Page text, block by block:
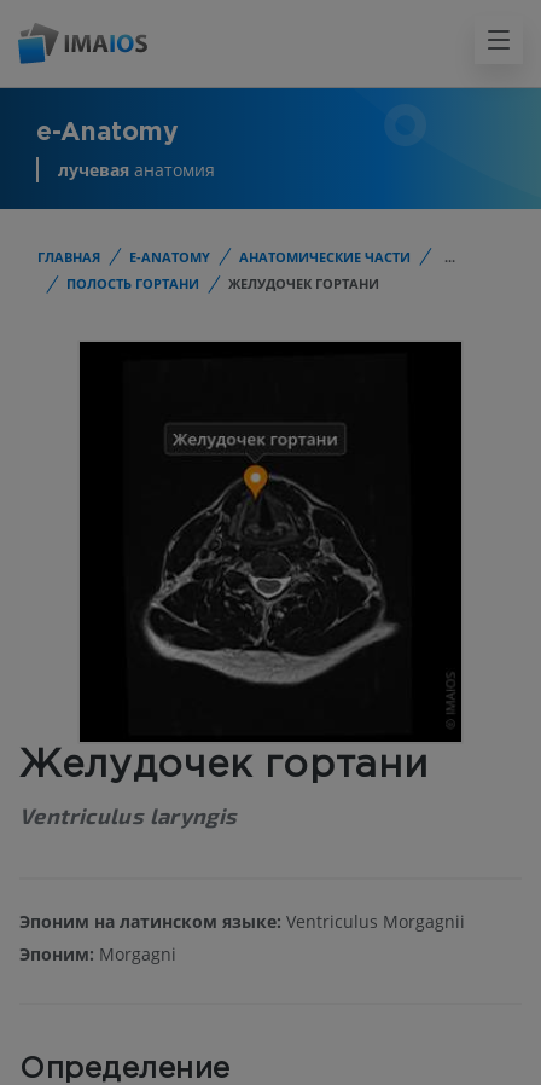
e-Anatomy
лучевая анатомия
ГЛАВНАЯ E-ANATOMY АНАТОМИЧЕСКИЕ ЧАСТИ
...
ПОЛОСТЬ ГОРТАНИ
ЖЕЛУДОЧЕК ГОРТАНИ
Желудочек гортани
Ventriculus laryngis
Эпоним на латинском языке: Ventriculus Morgagnii
Эпоним: Morgagni
Определение